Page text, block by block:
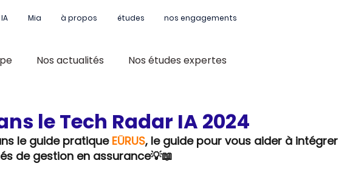
Mia à propos études nos engagements
Nos actualités Nos études expertes
le Tech Radar IA 2024
le guide pratique EÜRUS, le guide pour vous aider à intégrer
de gestion en assurance💡📖